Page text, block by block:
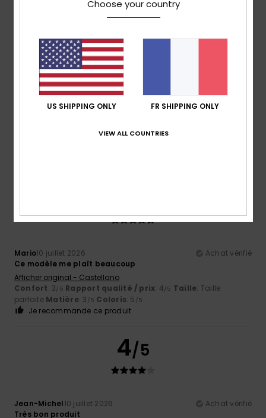
Je recommande ce produit
5
13 juillet 2026
Achat vérifié
Rapport qualité / prix: 5/5
Mario10 juillet 2026
Achat vérifié
Ce modèle me plaît beaucoup
Afficher original - Castellano
Confort: 3/5 Rapport qualité / prix: 4/5 Taille: Taille
parfaite Matière: 3 /5 Coloris: 5 /5
Je recommande ce produit
4/5
Jean-Michel10 juillet 2026
Achat vérifié
Très bon produit
Choose your country
US SHIPPING ONLY FR SHIPPING ONLY
VIEW ALL COUNTRIES